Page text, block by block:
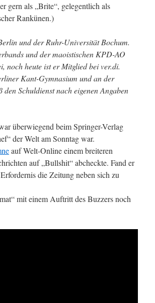
gern als „Brite“, gelegentlich als
Rankünen.)
und der Ruhr-Universität Bochum.
und der maoistischen KPD-AO
noch heute ist er Mitglied bei ver.di.
Kant-Gymnasium und an der
Schuldienst nach eigenen Angaben
überwiegend beim Springer-Verlag
der Welt am Sonntag war.
auf Welt-Online einem breiteren
auf „Bullshit“ abcheckte. Fand er
die Zeitung neben sich zu
mit einem Auftritt des Buzzers noch